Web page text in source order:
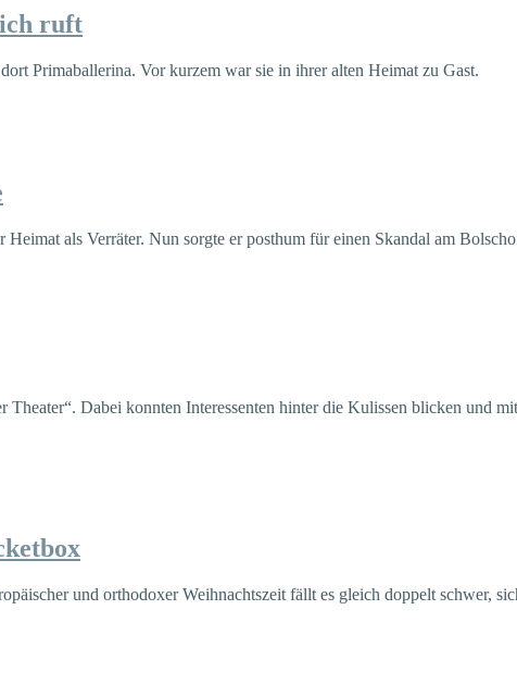
ruft
Primaballerina. Vor kurzem war sie in ihrer alten Heimat zu Gast.
als Verräter. Nun sorgte er posthum für einen Skandal am
Dabei konnten Interessenten hinter die Kulissen blicken und
und orthodoxer Weihnachtszeit fällt es gleich doppelt schwer,